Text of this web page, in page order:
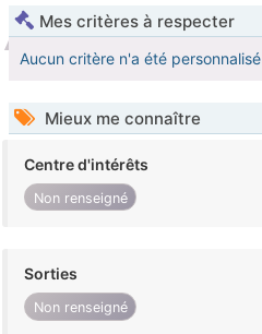
Mes critères à respecter
Aucun critère n'a été personnalisé
Mieux me connaître
Centre d'intérêts
Non renseigné
Sorties
Non renseigné